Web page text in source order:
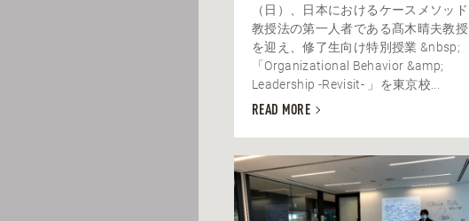
（日）、日本におけるケースメソッド
教授法の第一人者である髙木晴夫教授
を迎え、修了生向け特別授業 &nbsp;
「Organizational Behavior &amp;
Leadership -Revisit- 」を東京校...
READ MORE